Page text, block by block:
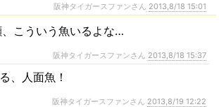
阪神タイガースファンさん 2013,8/18 15:01
こういう魚いるよな…
阪神タイガースファンさん 2013,8/18 15:37
、人面魚！
阪神タイガースファンさん 2013,8/19 12:22